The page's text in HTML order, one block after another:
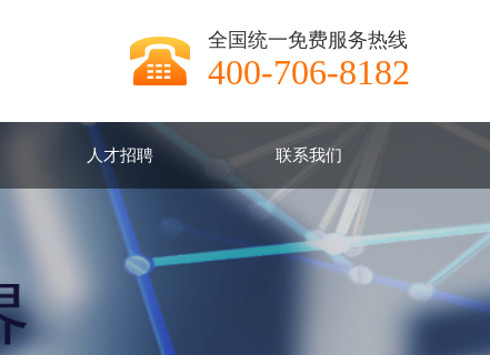
全国统一免费服务热线
400-706-8182
人才招聘 联系我们